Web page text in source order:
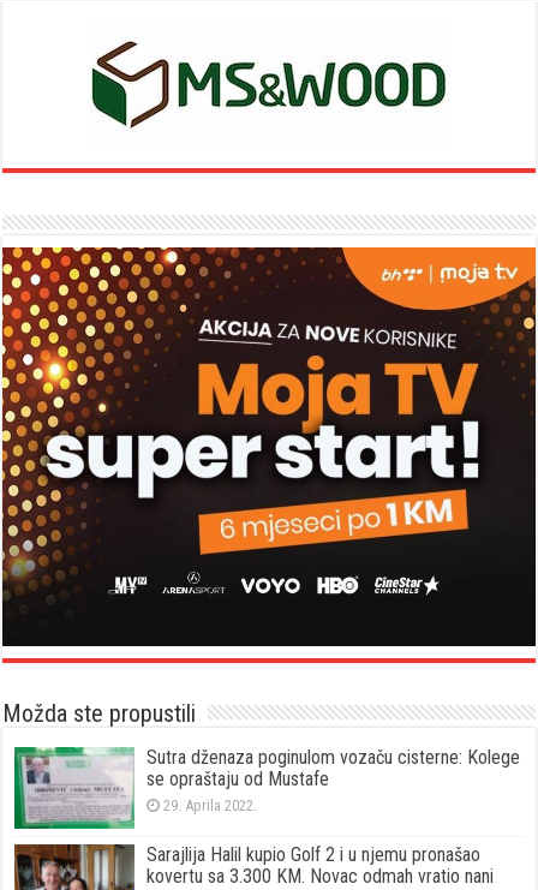
Možda ste propustili
Sutra dženaza poginulom vozaču cisterne: Kolege
se opraštaju od Mustafe
29. Aprila 2022.
Sarajlija Halil kupio Golf 2 i u njemu pronašao
kovertu sa 3.300 KM. Novac odmah vratio nani